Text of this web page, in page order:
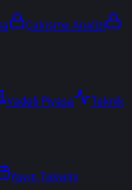
Çakışma Analizi
Vadeli Piyasa
Teknik
Yayın Takvimi